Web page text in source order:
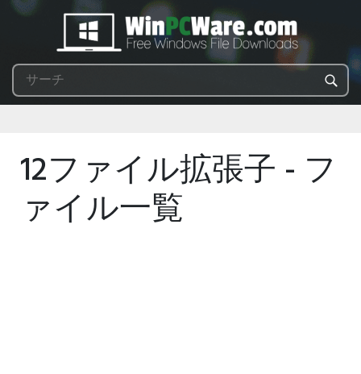
12ファイル拡張子 - フ
ァイル一覧